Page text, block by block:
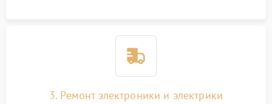
3. Ремонт электроники и электрики